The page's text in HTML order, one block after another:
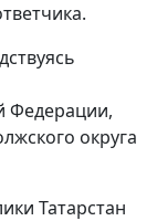
Федерации,
округа
Татарстан